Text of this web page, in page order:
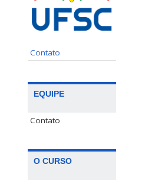
Contato
EQUIPE
Contato
O CURSO